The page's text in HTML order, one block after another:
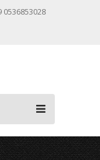
0536853028